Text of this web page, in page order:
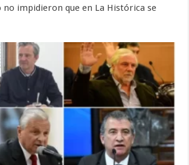
no impidieron que en La Histórica se